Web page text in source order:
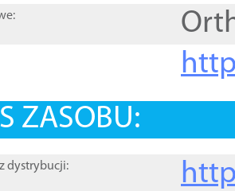
ZASOBU:
dystrybucji: